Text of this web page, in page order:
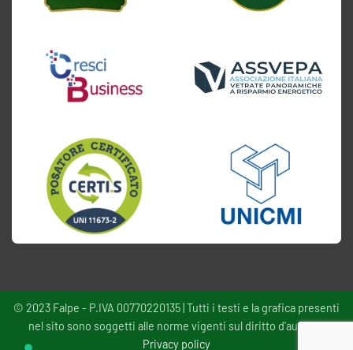
© 2023 Falpe - P.IVA 00770220135 | Tutti i testi e la grafica presenti
nel sito sono soggetti alle norme vigenti sul diritto d'autore -
Privacy policy